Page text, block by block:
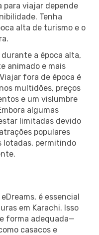
para viajar depende
Tenha
alta de turismo e o
a época alta,
animado e mais
fora de época é
multidões, preços
e um vislumbre
algumas
limitadas devido
populares
lotadas, permitindo
é essencial
em Karachi. Isso
forma adequada—
casacos e